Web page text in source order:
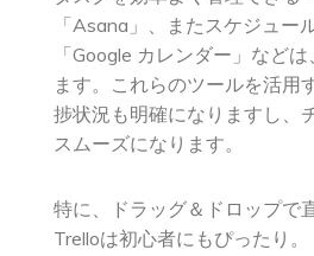
「Asana」、またスケジュー
「Google カレンダー」など
ます。これらのツールを活用
捗状況も明確になりますし、
スムーズになります。
特に、ドラッグ＆ドロップで
Trelloは初心者にもぴったり。